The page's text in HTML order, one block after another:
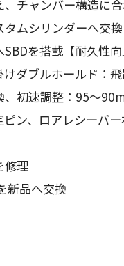
チャンバー構造に
ムシリンダーへ交換
を搭載【耐久性向
ダブルホールド：飛
初速調整：95～
ン、ロアレシーバ
修理
新品へ交換